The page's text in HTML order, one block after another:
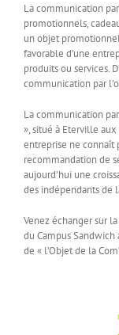
La communication
promotionnels,
un objet
favorable d’une
produits ou services.
communication par
La communication
», situé à Eterville
entreprise ne connaît
recommandation de
aujourd’hui une
des indépendants de
Venez échanger sur
du Campus
de « l’Objet de la